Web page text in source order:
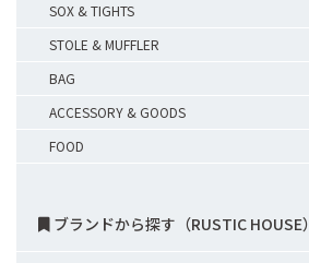
SOX & TIGHTS
STOLE & MUFFLER
BAG
ACCESSORY & GOODS
FOOD
ブランドから探す（RUSTIC HOUSE）